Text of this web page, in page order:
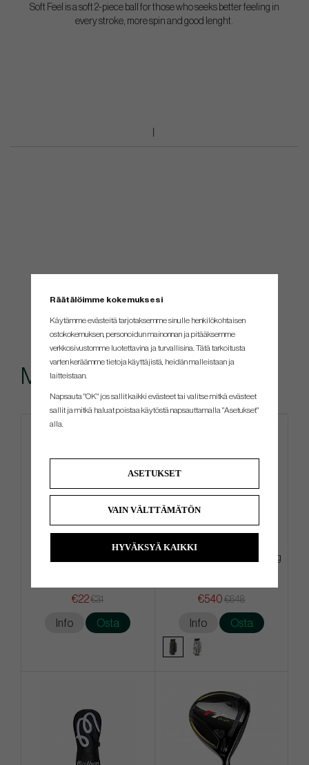
Soft Feel is a soft 2-piece ball for those who seeks better feeling in
every stroke, more spin and good lenght.
Muut ostivat myös
€22€31
Info Osta
Vessel Lux PRO Cart - Cart Bag
€540 €648
Info Osta
Räätälöimme kokemuksesi
Käytämme evästeitä tarjotaksemme sinulle henkilökohtaisen
ostokokemuksen, personoidun mainonnan ja pitääksemme
verkkosivustomme luotettavina ja turvallisina. Tätä tarkoitusta
varten keräämme tietoja käyttäjistä, heidän malleistaan ​​ja
laitteistaan.
Napsauta "OK" jos sallit kaikki evästeet tai valitse mitkä evästeet
sallit ja mitkä haluat poistaa käytöstä napsauttamalla "Asetukset"
alla.
ASETUKSET
VAIN VÄLTTÄMÄTÖN
HYVÄKSYÄ KAIKKI